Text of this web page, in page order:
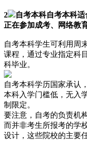
2
自考本科自考本科
正在参加成考、网络教
自考本科学生可利用周
课程，通过专业指定科
科毕业。
自考本科学历国家承认
本科入学门槛低，无入
制限定。
要注意，自考的负责机
而并非考生所报考的学
设计，这些院校的主要